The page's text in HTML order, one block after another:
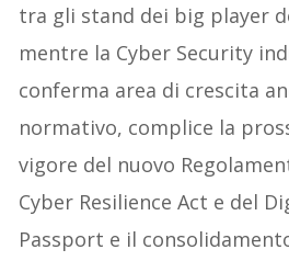
tra gli stand dei big player
mentre la Cyber Security
conferma area di crescita
normativo, complice la
vigore del nuovo
Cyber Resilience Act e del
Passport e il